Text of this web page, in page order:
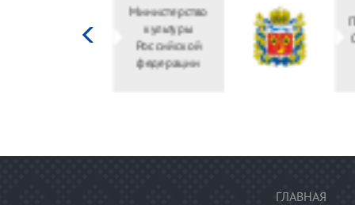
Министерство
культуры
Российской
федерации
ГЛАВНАЯ